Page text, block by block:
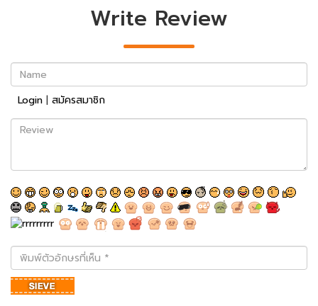
Write Review
Name
Login | สมัครสมาชิก
Review
พิมพ์
ตัว
อักษร
ที่